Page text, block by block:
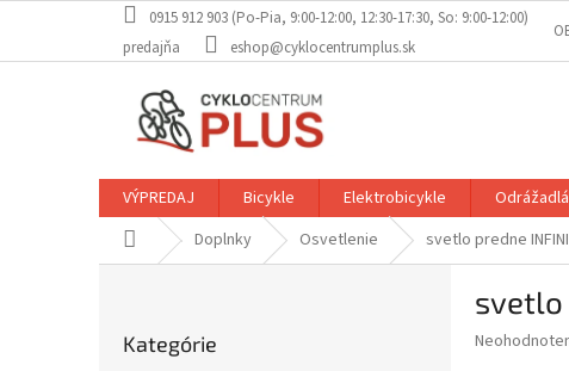
obsah
0915 912 903 (Po-Pia, 9:00-12:00, 12:30-17:30, So: 9:00-12:00)
predajňa
eshop@cyklocentrumplus.sk
VÝPREDAJ Bicykle Elektrobicykle
DomovDoplnky Osvetlenie svetlo predne INFINI
kategórie
Kategórie
svetlo
Priemerné